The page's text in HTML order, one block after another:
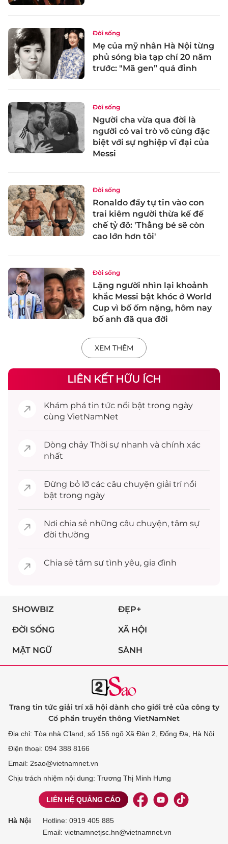
Đời sống
Mẹ của mỹ nhân Hà Nội từng
phủ sóng bìa tạp chí 20 năm
trước: "Mã gen” quá đỉnh
Đời sống
Người cha vừa qua đời là
người có vai trò vô cùng đặc
biệt với sự nghiệp vĩ đại của
Messi
Đời sống
Ronaldo đầy tự tin vào con
trai kiêm người thừa kế đế
chế tỷ đô: 'Thằng bé sẽ còn
cao lớn hơn tôi'
Đời sống
Lặng người nhìn lại khoảnh
khắc Messi bật khóc ở World
Cup vì bố ốm nặng, hôm nay
bố anh đã qua đời
XEM THÊM
LIÊN KẾT HỮU ÍCH
Khám phá tin tức nổi bật trong ngày
cùng VietNamNet
Dòng chảy Thời sự nhanh và chính xác
nhất
Đừng bỏ lỡ các câu chuyện giải trínổi
bật trong ngày
Nơi chia sẻ những câu chuyện, tâm sự
đời thường
Chia sẻ tâm sự tình yêu, gia đình
SHOWBIZ ĐẸP+
ĐỜI SỐNG XÃ HỘI
MẬT NGỮ SÀNH
Trang tin tức giải trí xã hội dành cho giới trẻ của công ty
Cổ phần truyền thông VietNamNet
Địa chỉ: Tòa nhà C’land, số 156 ngõ Xã Đàn 2, Đống Đa, Hà Nội
Điện thoại: 094 388 8166
Email: 2sao@vietnamnet.vn
Chịu trách nhiệm nội dung: Trương Thị Minh Hưng
LIÊN HỆ QUẢNG CÁO
Hà Nội Hotline: 0919 405 885
Email: vietnamnetjsc.hn@vietnamnet.vn